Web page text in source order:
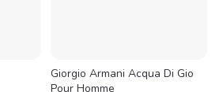
Giorgio Armani Acqua Di Gio
Pour Homme